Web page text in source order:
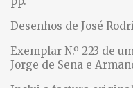
Desenhos de José
Exemplar N.º 223 de
Jorge de Sena e